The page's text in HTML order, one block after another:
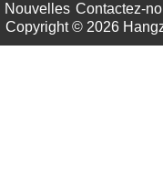
Nouvelles Contactez-
Copyright © 2026